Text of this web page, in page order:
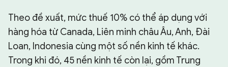
Theo đề xuất, mức thuế 10% có thể áp dụng với
hàng hóa từ Canada, Liên minh châu Âu, Anh, Đài
Loan, Indonesia cùng một số nền kinh tế khác.
Trong khi đó, 45 nền kinh tế còn lại, gồm Trung